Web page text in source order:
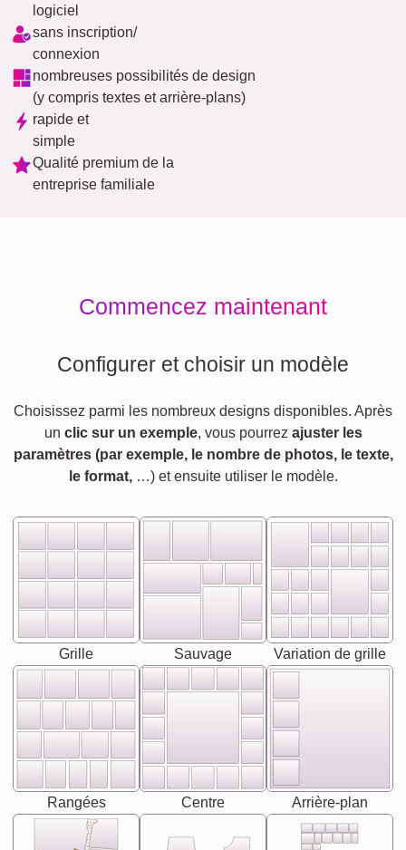
logiciel
sans inscription/
connexion
nombreuses possibilités de design
(y compris textes et arrière-plans)
rapide et
simple
Qualité premium de la
entreprise familiale
Commencez maintenant
Configurer et choisir un modèle
Choisissez parmi les nombreux designs disponibles. Après
un clic sur un exemple, vous pourrez ajuster les
paramètres (par exemple, le nombre de photos, le texte,
le format,…) et ensuite utiliser le modèle.
Grille Sauvage Variation de grille
Rangées Centre Arrière-plan